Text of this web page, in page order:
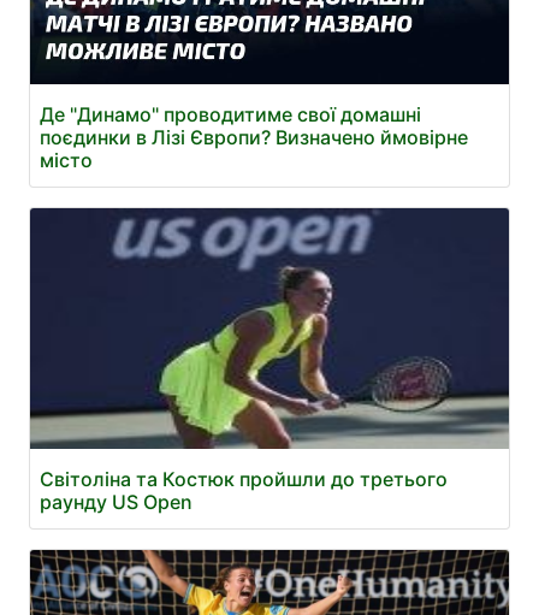
Де "Динамо" проводитиме свої домашні
поєдинки в Лізі Європи? Визначено ймовірне
місто
Світоліна та Костюк пройшли до третього
раунду US Open